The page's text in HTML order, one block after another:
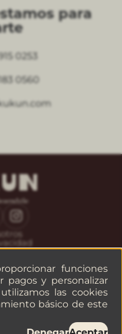
para
0253
0560
grupos
funciones
pagos y personalizar
las cookies
básico de este